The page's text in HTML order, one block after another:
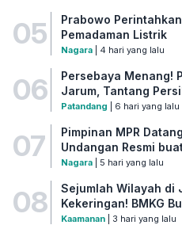
05
Prabowo
Pemadaman Listrik
Nagara| 4 hari yang lalu
06
Persebaya Menang!
Jarum, Tantang
Patandang | 6 hari yang lalu
07
Pimpinan MPR
Undangan Resmi
Nagara| 5 hari yang lalu
08
Sejumlah Wilayah di
Kekeringan! BMKG
Kaamanan| 3 hari yang lalu